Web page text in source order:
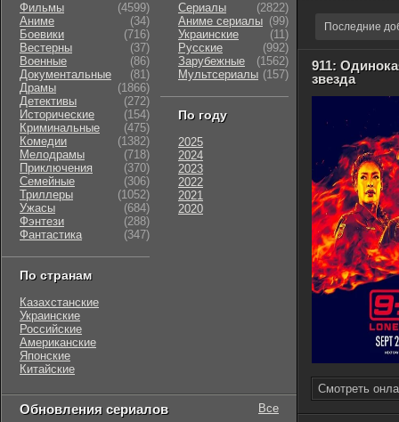
Последние
911:
звезда
Смотреть
Фильмы
(4599)
Аниме
(34)
Боевики
(716)
Вестерны
(37)
Военные
(86)
Документальные
(81)
Драмы
(1866)
Детективы
(272)
Исторические
(154)
Криминальные
(475)
Комедии
(1382)
Мелодрамы
(718)
Приключения
(370)
Семейные
(306)
Триллеры
(1052)
Ужасы
(684)
Фэнтези
(288)
Фантастика
(347)
По странам
Казахстанские
Украинские
Российские
Американские
Японские
Китайские
Сериалы
(2822)
Аниме сериалы (99)
Украинские
(11)
Русские
(992)
Зарубежные
(1562)
Мультсериалы (157)
По году
2025
2024
2023
2022
2021
2020
Обновления сериалов Все